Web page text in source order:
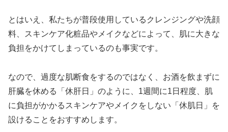
とはいえ、私たちが普段使用しているクレンジングや洗顔
料、スキンケア化粧品やメイクなどによって、肌に大きな
負担をかけてしまっているのも事実です。
なので、過度な肌断食をするのではなく、お酒を飲まずに
肝臓を休める「休肝日」のように、1週間に1日程度、肌
に負担がかかるスキンケアやメイクをしない「休肌日」を
設けることをおすすめします。